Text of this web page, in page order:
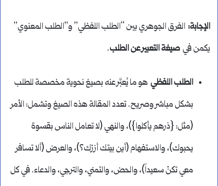
الإجابة: الفرق الجوهري بين “الطلب اللفظي” و”الطلب المعنوي”
يكمن في صيغة التعبير عن الطلب.
الطلب اللفظي هو ما يُعبَّر عنه بصيغ نحوية مخصصة للطلب
بشكل مباشر وصريح. تعدد المقالة هذه الصيغ وتشمل: الأمر
(مثل: {ذرهم يأكلوا})، والنهي (لا تعامل الناس بقسوة
يحبوك)، والاستفهام (أين بيتك أزرْك؟)، والعرض (ألا تسافر
معي تكنْ سعيداً)، والحض، والتمني، والترجي، والدعاء. في كل